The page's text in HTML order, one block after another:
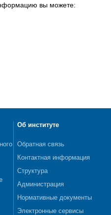
вы можете:
Об институте
Обратная связь
Контактная информация
Структура
Администрация
Нормативные документы
Электронные сервисы